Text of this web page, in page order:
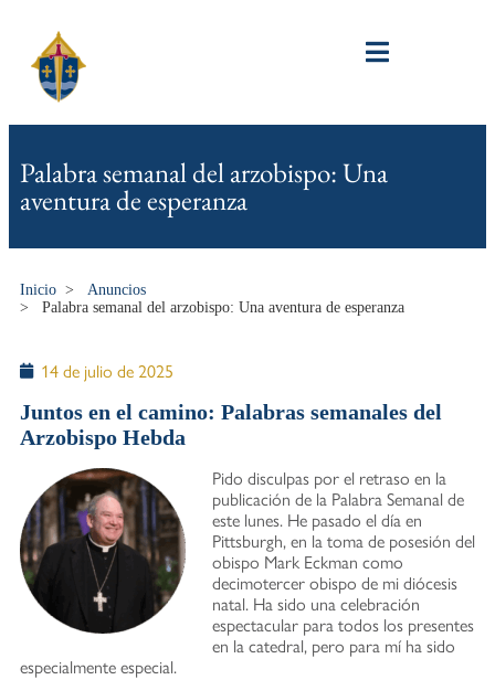
Palabra semanal del arzobispo: Una
aventura de esperanza
Inicio >
Anuncios
>
Palabra semanal del arzobispo: Una aventura de esperanza
14 de julio de 2025
Juntos en el camino: Palabras semanales del
Arzobispo Hebda
Pido disculpas por el retraso en la
publicación de la Palabra Semanal de
este lunes. He pasado el día en
Pittsburgh, en la toma de posesión del
obispo Mark Eckman como
decimotercer obispo de mi diócesis
natal. Ha sido una celebración
espectacular para todos los presentes
en la catedral, pero para mí ha sido
especialmente especial.